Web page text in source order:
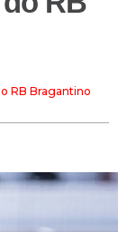
RB Bragantino